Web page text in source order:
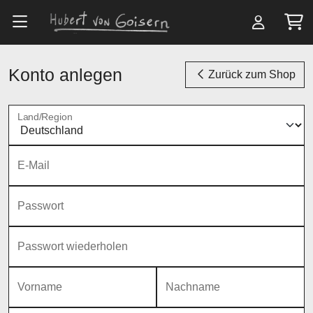
Zum Hauptinhalt springen
Konto anlegen Zurück zum Shop
Land/Region
E-Mail
Passwort
Passwort wiederholen
Vorname Nachname